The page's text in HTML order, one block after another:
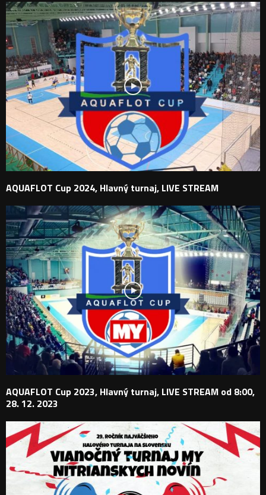
AQUAFLOT Cup 2024, Hlavný turnaj, LIVE STREAM
AQUAFLOT Cup 2023, Hlavný turnaj, LIVE STREAM od 8:00,
28. 12. 2023